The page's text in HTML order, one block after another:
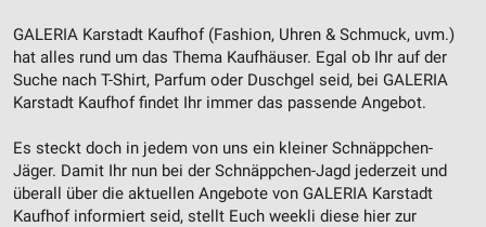
GALERIA Karstadt Kaufhof (Fashion, Uhren & Schmuck, uvm.)
hat alles rund um das Thema Kaufhäuser. Egal ob Ihr auf der
Suche nach T-Shirt, Parfum oder Duschgel seid, bei GALERIA
Karstadt Kaufhof findet Ihr immer das passende Angebot.
Es steckt doch in jedem von uns ein kleiner Schnäppchen-
Jäger. Damit Ihr nun bei der Schnäppchen-Jagd jederzeit und
überall über die aktuellen Angebote von GALERIA Karstadt
Kaufhof informiert seid, stellt Euch weekli diese hier zur